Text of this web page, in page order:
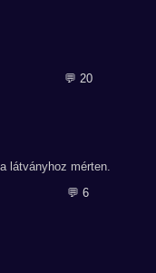
💬 20
látványhoz mérten.
💬 6